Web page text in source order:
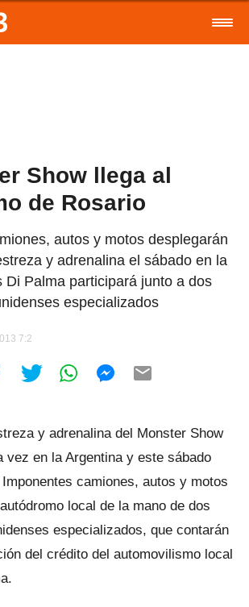
Show llega al
de Rosario
autos y motos desplegarán
y adrenalina el sábado en la
Di Palma participará junto a dos
especializados
7:2
y adrenalina del Monster Show
vez en la Argentina y este sábado
camiones, autos y motos
local de la mano de dos
especializados, que contarán
del crédito del automovilismo local